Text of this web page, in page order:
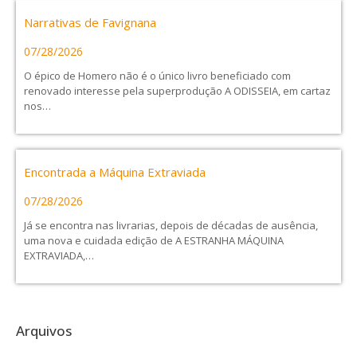
Narrativas de Favignana
07/28/2026
O épico de Homero não é o único livro beneficiado com
renovado interesse pela superprodução A ODISSEIA, em cartaz
nos…
Encontrada a Máquina Extraviada
07/28/2026
Já se encontra nas livrarias, depois de décadas de ausência,
uma nova e cuidada edição de A ESTRANHA MÁQUINA
EXTRAVIADA,…
Arquivos